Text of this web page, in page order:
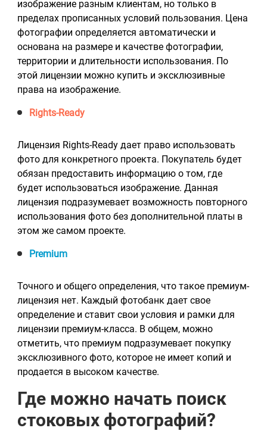
изображение разным клиентам, но только в
пределах прописанных условий пользования. Цена
фотографии определяется автоматически и
основана на размере и качестве фотографии,
территории и длительности использования. По
этой лицензии можно купить и эксклюзивные
права на изображение.
Rights-Ready
Лицензия Rights-Ready дает право использовать
фото для конкретного проекта. Покупатель будет
обязан предоставить информацию о том, где
будет использоваться изображение. Данная
лицензия подразумевает возможность повторного
использования фото без дополнительной платы в
этом же самом проекте.
Premium
Точного и общего определения, что такое премиум-
лицензия нет. Каждый фотобанк дает свое
определение и ставит свои условия и рамки для
лицензии премиум-класса. В общем, можно
отметить, что премиум подразумевает покупку
эксклюзивного фото, которое не имеет копий и
продается в высоком качестве.
Где можно начать поиск
стоковых фотографий?